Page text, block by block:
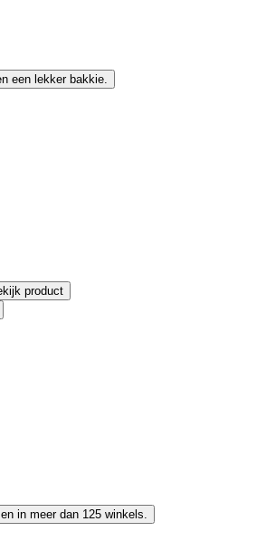
een lekker bakkie.
product
in meer dan 125 winkels.